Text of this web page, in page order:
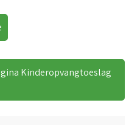
Kinderopvangtoeslag